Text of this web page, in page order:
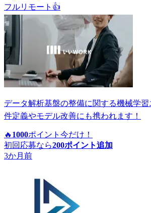
フルリモート 👍
データ解析基盤の整備に関する機械学
件定義やモデル改善にも携われます！
🔥 1000ポイント 今だけ！
初回応募なら200ポイント追加
3か月前